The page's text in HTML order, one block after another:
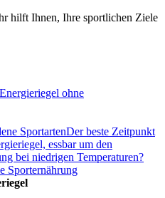
hilft Ihnen, Ihre sportlichen Ziele
Energieriegel ohne
SportartenDer beste Zeitpunkt
essbar um den
bei niedrigen Temperaturen?
Sporternährung